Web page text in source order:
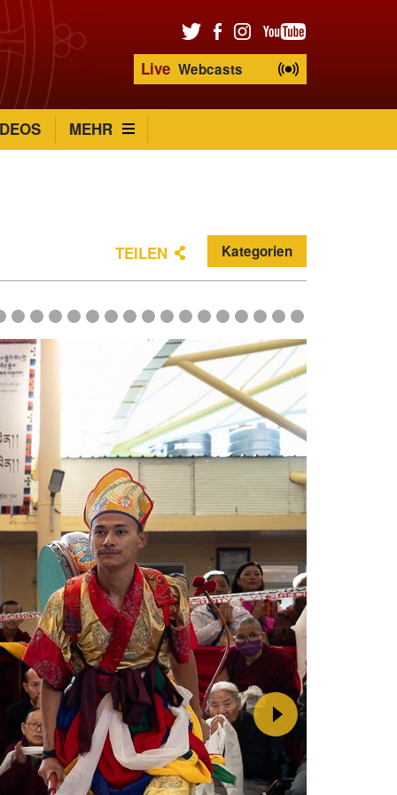
Live Webcasts
MEHR
TEILEN Kategorien